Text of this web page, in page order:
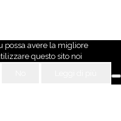
possa avere la migliore
questo sito noi